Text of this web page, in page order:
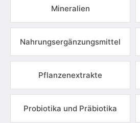
Mineralien
Nahrungsergänzungsmittel
Pflanzenextrakte
Probiotika und Präbiotika